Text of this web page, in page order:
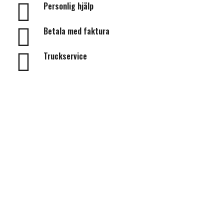
Personlig hjälp
Betala med faktura
Truckservice